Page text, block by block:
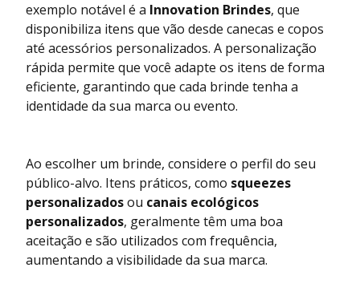
exemplo notável é a Innovation Brindes, que
disponibiliza itens que vão desde canecas e copos
até acessórios personalizados. A personalização
rápida permite que você adapte os itens de forma
eficiente, garantindo que cada brinde tenha a
identidade da sua marca ou evento.
Ao escolher um brinde, considere o perfil do seu
público-alvo. Itens práticos, como squeezes
personalizadosou canais ecológicos
personalizados, geralmente têm uma boa
aceitação e são utilizados com frequência,
aumentando a visibilidade da sua marca.